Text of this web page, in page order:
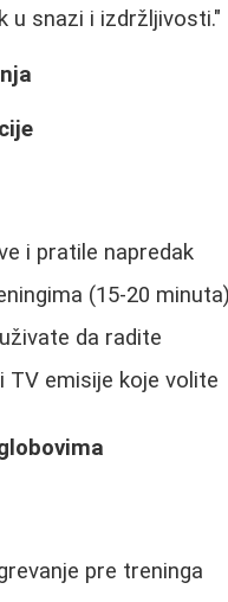
u snazi i izdržljivosti."
i pratile napredak
(15-20 minuta)
da radite
TV emisije koje volite
pre treninga